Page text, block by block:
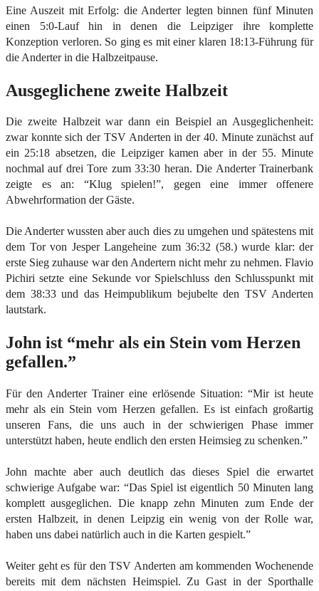
Eine Auszeit mit Erfolg: die Anderter legten binnen fünf Minuten
einen 5:0-Lauf hin in denen die Leipziger ihre komplette
Konzeption verloren. So ging es mit einer klaren 18:13-Führung für
die Anderter in die Halbzeitpause.
Ausgeglichene zweite Halbzeit
Die zweite Halbzeit war dann ein Beispiel an Ausgeglichenheit:
zwar konnte sich der TSV Anderten in der 40. Minute zunächst auf
ein 25:18 absetzen, die Leipziger kamen aber in der 55. Minute
nochmal auf drei Tore zum 33:30 heran. Die Anderter Trainerbank
zeigte es an: “Klug spielen!”, gegen eine immer offenere
Abwehrformation der Gäste.
Die Anderter wussten aber auch dies zu umgehen und spätestens mit
dem Tor von Jesper Langeheine zum 36:32 (58.) wurde klar: der
erste Sieg zuhause war den Andertern nicht mehr zu nehmen. Flavio
Pichiri setzte eine Sekunde vor Spielschluss den Schlusspunkt mit
dem 38:33 und das Heimpublikum bejubelte den TSV Anderten
lautstark.
John ist “mehr als ein Stein vom Herzen
gefallen.”
Für den Anderter Trainer eine erlösende Situation: “Mir ist heute
mehr als ein Stein vom Herzen gefallen. Es ist einfach großartig
unseren Fans, die uns auch in der schwierigen Phase immer
unterstützt haben, heute endlich den ersten Heimsieg zu schenken.”
John machte aber auch deutlich das dieses Spiel die erwartet
schwierige Aufgabe war: “Das Spiel ist eigentlich 50 Minuten lang
komplett ausgeglichen. Die knapp zehn Minuten zum Ende der
ersten Halbzeit, in denen Leipzig ein wenig von der Rolle war,
haben uns dabei natürlich auch in die Karten gespielt.”
Weiter geht es für den TSV Anderten am kommenden Wochenende
bereits mit dem nächsten Heimspiel. Zu Gast in der Sporthalle